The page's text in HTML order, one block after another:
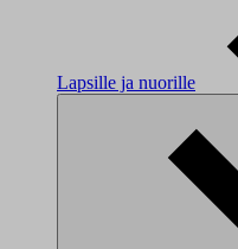
Lapsille ja nuorille